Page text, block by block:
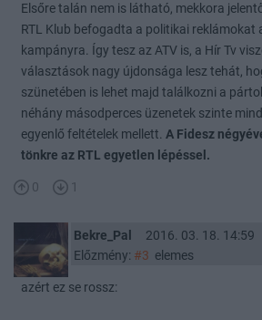
Elsőre talán nem is látható, mekkora
RTL Klub befogadta a politikai reklámokat
kampányra. Így tesz az ATV is, a Hír Tv
választások nagy újdonsága lesz tehát,
szünetében is lehet majd találkozni a
néhány másodperces üzenetek szinte
egyenlő feltételek mellett. A Fidesz
tönkre az RTL egyetlen lépéssel.
0 1
Bekre_Pal
2016. 03. 18. 14:59
Előzmény: #3 elemes
azért ez se rossz: